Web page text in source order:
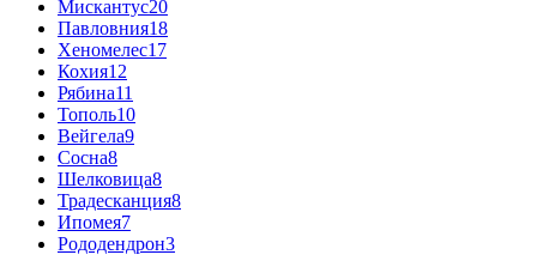
Мискантус20
Павловния18
Хеномелес17
Кохия12
Рябина11
Тополь10
Вейгела9
Сосна8
Шелковица8
Традесканция8
Ипомея7
Рододендрон3